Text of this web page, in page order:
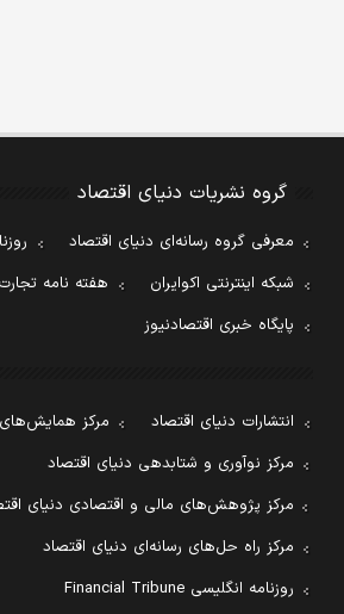
گروه نشریات دنیای اقتصاد
معرفی گروه رسانه‌ای دنیای اقتصاد
شبکه اینترنتی اکوایران
هفته نامه
پایگاه خبری اقتصادنیوز
انتشارات دنیای اقتصاد
مرکز همایش‌های
مرکز نوآوری و شتابدهی دنیای اقتصاد
مرکز پژوهش‌های مالی و اقتصادی دنیای
مرکز راه حل‌های رسانه‌ای دنیای اقتصاد
روزنامه انگلیسی Financial Tribune